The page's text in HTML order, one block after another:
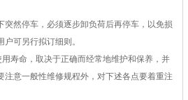
然停车，必须逐步卸负荷后再停车，以免损
可另行拟订细则。
命，取决于正确而经常地维护和保养，并
注意一般性维修规程外，对下述各点要着重注